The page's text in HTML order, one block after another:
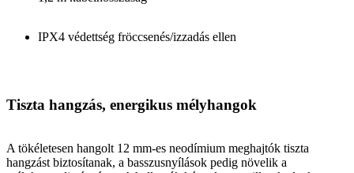
IPX4 védettség fröccsenés/izzadás ellen
Tiszta hangzás, energikus mélyhangok
A tökéletesen hangolt 12 mm-es neodímium meghajtók tiszta
hangzást biztosítanak, a basszusnyílások pedig növelik a